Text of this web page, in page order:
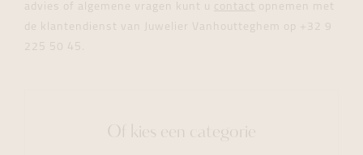
advies of algemene vragen kunt u
contact
opnemen met
de klantendienst van Juwelier Vanhoutteghem op +32 9
225 50 45.
Of kies een categorie